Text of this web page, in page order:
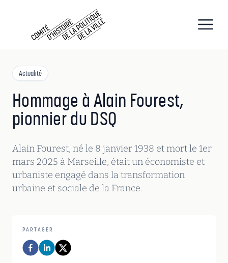
Actualité
Hommage à Alain Fourest,
pionnier du DSQ
Alain Fourest, né le 8 janvier 1938 et mort le 1er
mars 2025 à Marseille, était un économiste et
urbaniste engagé dans la transformation
urbaine et sociale de la France.
PARTAGER